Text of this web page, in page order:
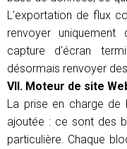
L'exportation de flux
renvoyer
capture d'écran
désormais renvoyer
VII. Moteur de site
La prise en charge
ajoutée : ce sont des
particulière. Chaque